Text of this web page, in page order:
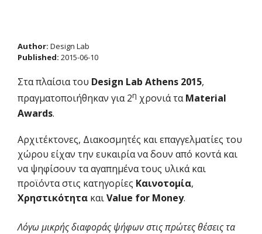
Author: Design Lab
Published: 2015-06-10
Στα πλαίσια του Design Lab Athens 2015,
πραγματοποιήθηκαν για 2η χρονιά ταMaterial
Awards.
Αρχιτέκτονες, Διακοσμητές και επαγγελματίες του
χώρου είχαν την ευκαιρία να δουν από κοντά και
να ψηφίσουν τα αγαπημένα τους υλικά και
προϊόντα στις κατηγορίες Καινοτομία,
Χρηστικότητα καιValue for Money.
Λόγω μικρής διαφοράς ψήφων στις πρώτες θέσεις τα